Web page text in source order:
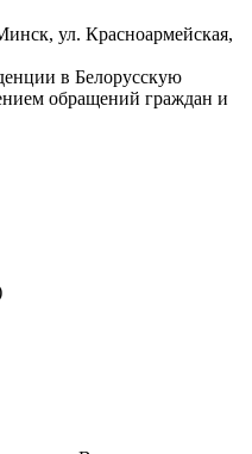
ул. Красноармейская,
в Белорусскую
обращений граждан и